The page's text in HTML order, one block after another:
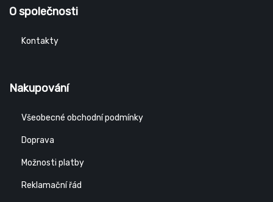
O společnosti
Kontakty
Nakupování
Všeobecné obchodní podmínky
Doprava
Možnosti platby
Reklamační řád